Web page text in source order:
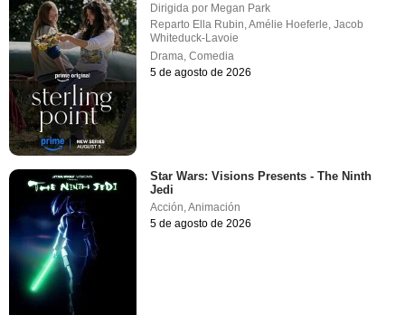
Dirigida por Megan Park
Reparto Ella Rubin ,Amélie Hoeferle ,Jacob
Whiteduck-Lavoie
Drama ,Comedia
5 de agosto de 2026
Star Wars: Visions Presents - The Ninth
Jedi
Acción,Animación
5 de agosto de 2026